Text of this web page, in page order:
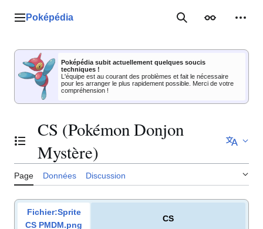
Menu principal
Poképédia RechercherApparence
Poképédia subit actuellement quelques soucis
techniques !
L'équipe est au courant des problèmes et fait le nécessaire
pour les arranger le plus rapidement possible. Merci de votre
compréhension !
Basculer la table des matières
CS (Pokémon Donjon
Mystère)
Page Données Discussion
Fichier:Sprite
CS PMDM.png
CS